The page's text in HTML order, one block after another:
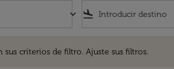
keyboard_arrow_down flight_land
criterios de filtro. Ajuste sus filtros.